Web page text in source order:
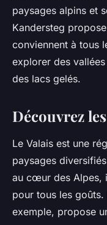
paysages alpins et
Kandersteg
conviennent à tous
explorer des
des lacs gelés.
Découvrez
Le Valais est une
paysages
au cœur des Alpes,
pour tous les
exemple, propose